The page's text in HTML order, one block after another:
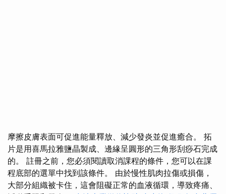
摩擦皮膚表面可促進能量釋放、減少發炎並促進癒合。 拓
片是用喜馬拉雅鹽晶製成、邊緣呈圓形的三角形刮痧石完成
的。 註冊之前，您必須閱讀取消課程的條件，您可以在課
程底部的選單中找到該條件。 由於慢性肌肉拉傷或損傷，
大部分組織被卡住，這會阻礙正常的血液循環，導致疼痛、